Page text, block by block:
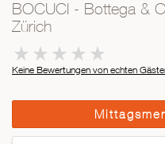
Mexikanisch
BOCUCI - Bottega &
Zürich
Keine Bewertungen von echten